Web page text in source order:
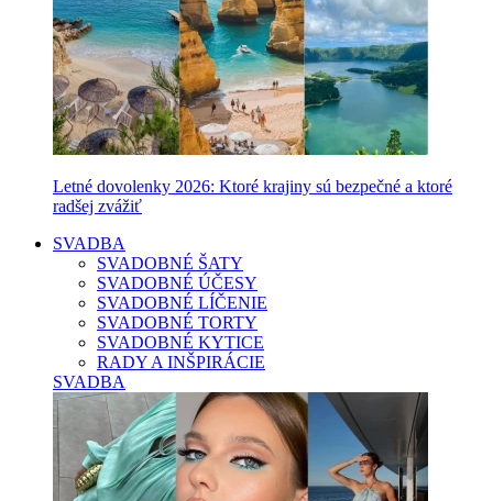
Letné dovolenky 2026: Ktoré krajiny sú bezpečné a ktoré
radšej zvážiť
SVADBA
SVADOBNÉ ŠATY
SVADOBNÉ ÚČESY
SVADOBNÉ LÍČENIE
SVADOBNÉ TORTY
SVADOBNÉ KYTICE
RADY A INŠPIRÁCIE
SVADBA